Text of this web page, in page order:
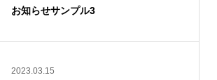
お知らせサンプル3
2023.03.15